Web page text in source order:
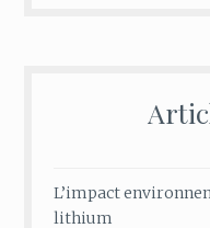
L’impact
lithium